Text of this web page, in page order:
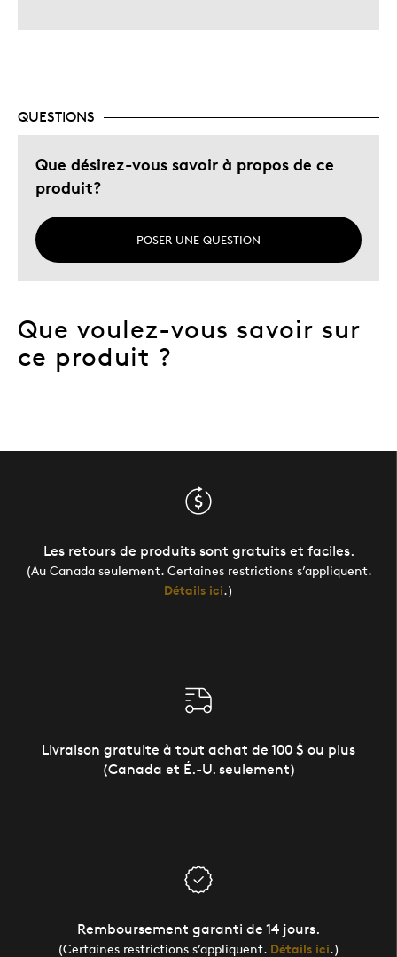
QUESTIONS
Que désirez-vous savoir à propos de ce
produit?
POSER UNE QUESTION
Que voulez-vous savoir sur
ce produit ?
Les retours de produits sont gratuits et faciles.
(Au Canada seulement. Certaines restrictions s’appliquent.
Détails ici.)
Livraison gratuite à tout achat de 100 $ ou plus
(Canada et É.-U. seulement)
Remboursement garanti de 14 jours.
(Certaines restrictions s’appliquent. Détails ici.)